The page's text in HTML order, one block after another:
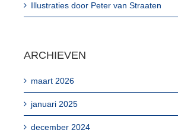
Illustraties door Peter van Straaten
ARCHIEVEN
maart 2026
januari 2025
december 2024